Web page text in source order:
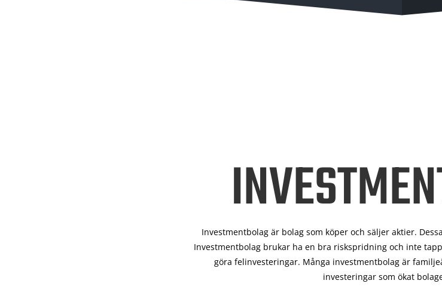
Investmentbolag är bolag som köper och säljer aktier.
Investmentbolag brukar ha en bra riskspridning och inte
göra felinvesteringar. Många investmentbolag är
investeringar som ökat